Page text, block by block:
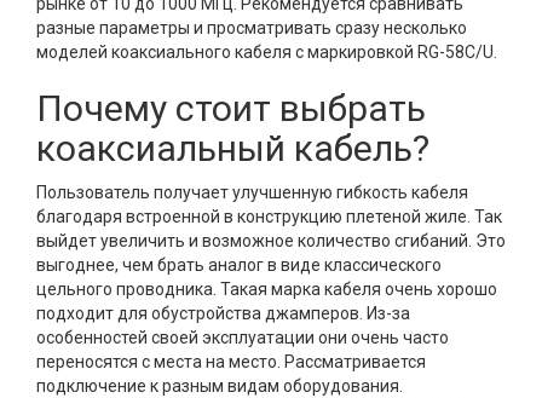
разные параметры и просматривать сразу несколько
моделей коаксиального кабеля с маркировкой RG-58C/U.
Почему стоит выбрать
коаксиальный кабель?
Пользователь получает улучшенную гибкость кабеля
благодаря встроенной в конструкцию плетеной жиле. Так
выйдет увеличить и возможное количество сгибаний. Это
выгоднее, чем брать аналог в виде классического
цельного проводника. Такая марка кабеля очень хорошо
подходит для обустройства джамперов. Из-за
особенностей своей эксплуатации они очень часто
переносятся с места на место. Рассматривается
подключение к разным видам оборудования.